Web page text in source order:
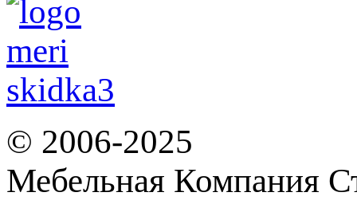
© 2006-2025
Мебельная Компания